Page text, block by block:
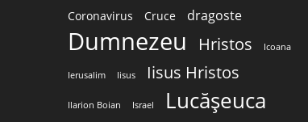
Coronavirus
Cruce dragoste
Dumnezeu Hristos Icoana
Ierusalim Iisus Iisus Hristos
Ilarion Boian Israel Lucășeuca